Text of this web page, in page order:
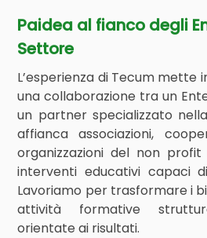
Paidea al fianco degli
Settore
L’esperienza di Tecum mette
una collaborazione tra un
un partner specializzato
affianca associazioni,
organizzazioni del non
interventi educativi capaci
Lavoriamo per trasformare i
attività formative
orientate ai risultati.